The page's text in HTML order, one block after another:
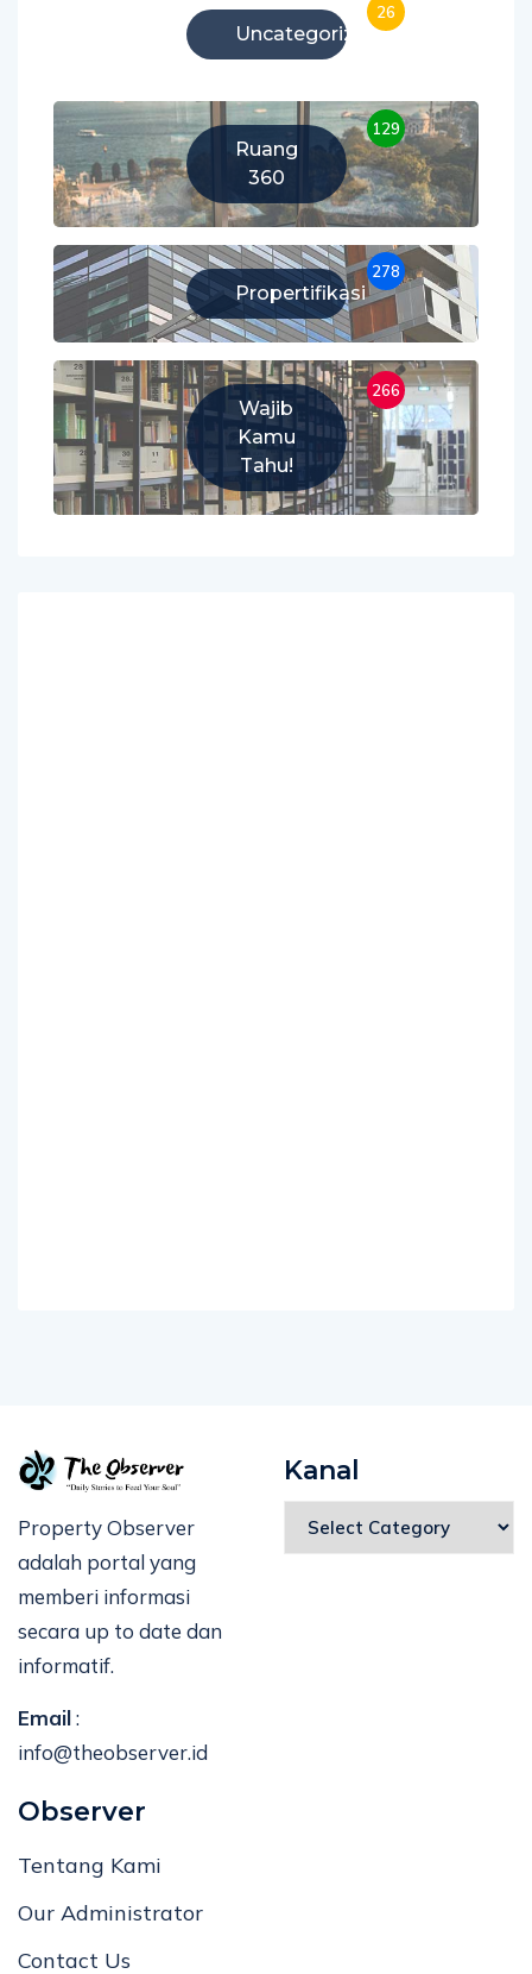
Uncategorized
26
Ruang
360
129
Propertifikasi
278
Wajib
Kamu
Tahu!
266
Property Observer
adalah portal yang
memberi informasi
secara up to date dan
informatif.
Email:
info@theobserver.id
Kanal
Observer
Tentang Kami
Our Administrator
Contact Us